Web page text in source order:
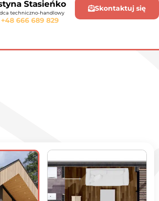
Stasieńko
techniczno-handlowy
666 689 829
Skontaktuj się